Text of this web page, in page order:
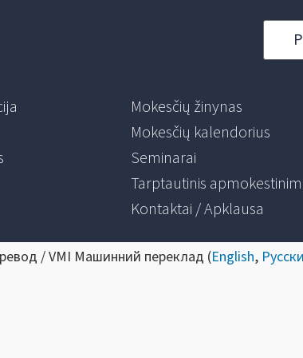
Mokesčių žinynas
Mokesčių kalendorius
Seminarai
Tarptautinis
Kontaktai / Apklausa
/ VMI Машинний переклад (English,